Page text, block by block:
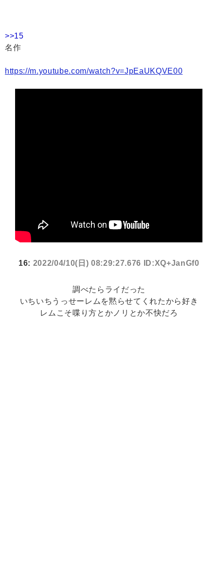
>>15
名作
https://m.youtube.com/watch?v=JpEaUKQVE00
16: 2022/04/10(日) 08:29:27.676 ID:XQ+JanGf0
調べたらライだった
いちいちうっせーレムを黙らせてくれたから好き
レムこそ喋り方とかノリとか不快だろ